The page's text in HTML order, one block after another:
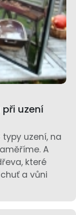
uzení
uzení, na
A
které
a vůni